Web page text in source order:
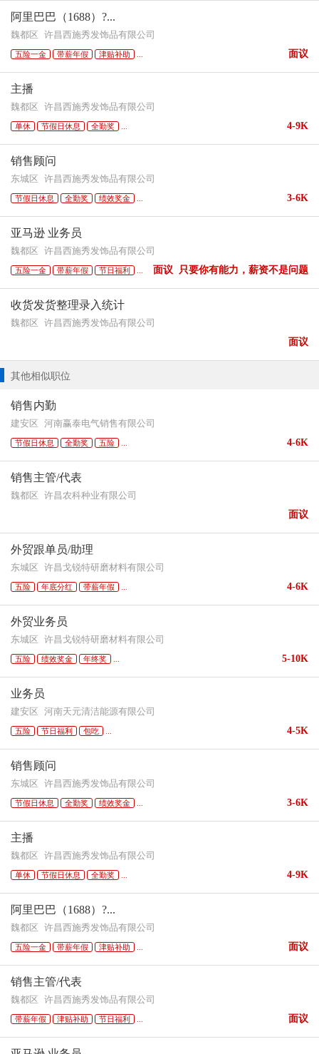
阿里巴巴（1688）?...
魏都区 许昌西施秀发饰品有限公司
五险一金 带薪年假 津贴补助 面议
主播
魏都区 许昌西施秀发饰品有限公司
单休 节假日休息 全勤奖 4-9K
销售顾问
东城区 许昌西施秀发饰品有限公司
节假日休息 全勤奖 绩效奖金 3-6K
亚马逊 业务员
魏都区 许昌西施秀发饰品有限公司
五险一金 带薪年假 节日福利 面议 只要你有能力，薪资不是问题
收货发货整理录入统计
魏都区 许昌西施秀发饰品有限公司
面议
其他相似职位
销售内勤
建安区 河南赢泰电气销售有限公司
节假日休息 全勤奖 五险 4-6K
销售主管/代表
魏都区 许昌农科种业有限公司
面议
外贸跟单员/助理
东城区 许昌戈锐特研磨材料有限公司
五险 年底分红 带薪年假 4-6K
外贸业务员
东城区 许昌戈锐特研磨材料有限公司
五险 绩效奖金 年终奖 5-10K
业务员
建安区 河南天元清洁能源有限公司
五险 节日福利 包吃 4-5K
销售顾问
东城区 许昌西施秀发饰品有限公司
节假日休息 全勤奖 绩效奖金 3-6K
主播
魏都区 许昌西施秀发饰品有限公司
单休 节假日休息 全勤奖 4-9K
阿里巴巴（1688）?...
魏都区 许昌西施秀发饰品有限公司
五险一金 带薪年假 津贴补助 面议
销售主管/代表
魏都区 许昌西施秀发饰品有限公司
带薪年假 津贴补助 节日福利 面议